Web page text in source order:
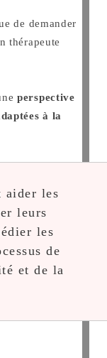
de demander
thérapeute
perspective
à la
aider les
leurs
les
de
et de la